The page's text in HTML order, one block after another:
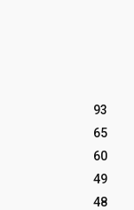
93
65
60
49
48